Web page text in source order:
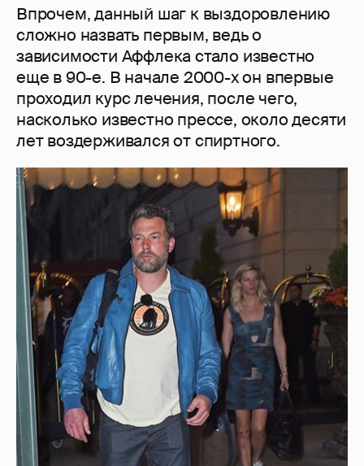
Впрочем, данный шаг к выздоровлению
сложно назвать первым, ведь о
зависимости Аффлека стало известно
еще в 90-е. В начале 2000-х он впервые
проходил курс лечения, после чего,
насколько известно прессе, около десяти
лет воздерживался от спиртного.